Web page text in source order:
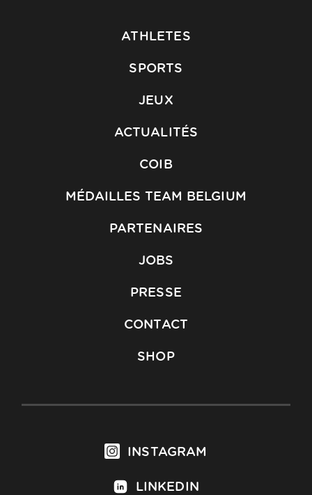
ATHLETES
SPORTS
JEUX
ACTUALITÉS
COIB
MÉDAILLES TEAM BELGIUM
PARTENAIRES
JOBS
PRESSE
CONTACT
SHOP
INSTAGRAM
LINKEDIN